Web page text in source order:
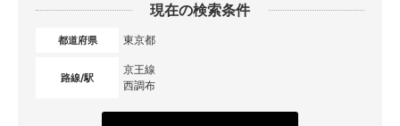
現在の検索条件
都道府県 東京都
路線/駅
京王線
西調布